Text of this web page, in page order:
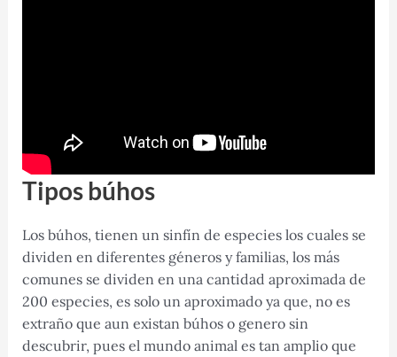
Tipos búhos
Los búhos, tienen un sinfín de especies los cuales se
dividen en diferentes géneros y familias, los más
comunes se dividen en una cantidad aproximada de
200 especies, es solo un aproximado ya que, no es
extraño que aun existan búhos o genero sin
descubrir, pues el mundo animal es tan amplio que